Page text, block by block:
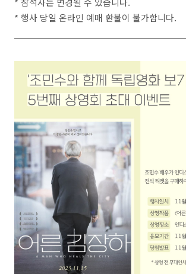
* 행사 당일 온라인 예매 환불이 불가합니다.